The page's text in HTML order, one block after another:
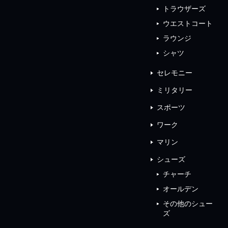
トラウザーズ
ウエストコート
ラウンジ
シャツ
セレモニー
ミリタリー
スポーツ
ワーク
マリン
シューズ
チャーチ
オールデン
その他のシュー
ズ